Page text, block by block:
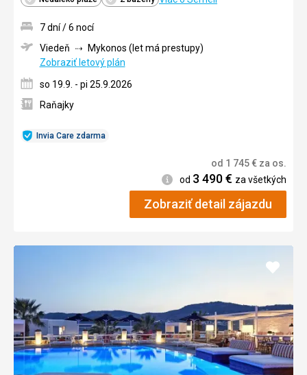
Invia Care zdarma
7 dní / 6 nocí
Viedeň
Mykonos (let má prestupy)
Zobraziť letový plán
so 19.9. - pi 25.9.2026
Raňajky
od 1 745€ za os.
Informácie
od 3 490€ za všetkých
Zobraziť detail zájazdu
Pridať